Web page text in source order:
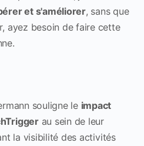
et s'améliorer, sans que
ayez besoin de faire cette
souligne le impact
au sein de leur
la visibilité des activités